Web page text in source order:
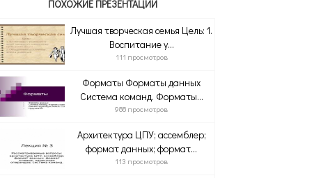
ПОХОЖИЕ ПРЕЗЕНТАЦИИ
Лучшая творческая семья Цель: 1.
Воспитание у...
111 просмотров
Форматы Форматы данных
Система команд. Форматы...
988 просмотров
Архитектура ЦПУ; ассемблер;
формат данных; формат...
113 просмотров